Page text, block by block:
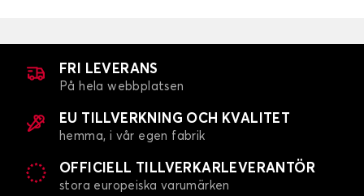
FRI LEVERANS
På hela webbplatsen
EU TILLVERKNING OCH KVALITET
hemma, i vår egen fabrik
OFFICIELL TILLVERKARLEVERANTÖR
stora europeiska varumärken